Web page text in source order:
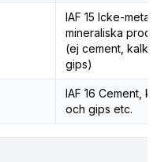
IAF 15 Icke-
mineraliska
(ej cement, kalk
gips)
IAF 16 Cement,
och gips etc.